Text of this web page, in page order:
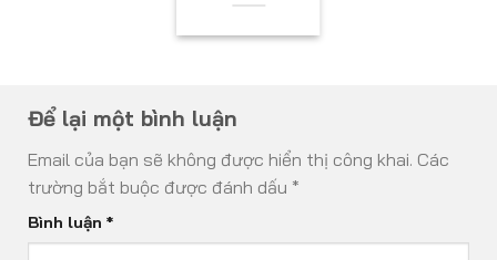
Để lại một bình luận
Email của bạn sẽ không được hiển thị công khai. Các
trường bắt buộc được đánh dấu *
Bình luận *